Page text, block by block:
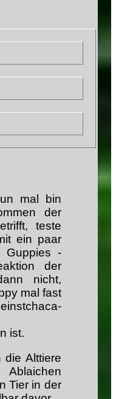
mal bin
der
teste
ein paar
Guppies -
der
nicht,
mal fast
ist.
die Alttiere
Tier in der